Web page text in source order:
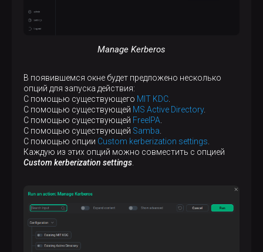
Manage Kerberos
В появившемся окне будет предложено несколько
опций для запуска действия:
С помощью существующего MIT KDC
С помощью существующей MS Active Directory.
С помощью существующей FreeIPA
С помощью существующей Samba
С помощью опции Custom kerberization settings
Каждую из этих опций можно совместить с опцией
Custom kerberization settings